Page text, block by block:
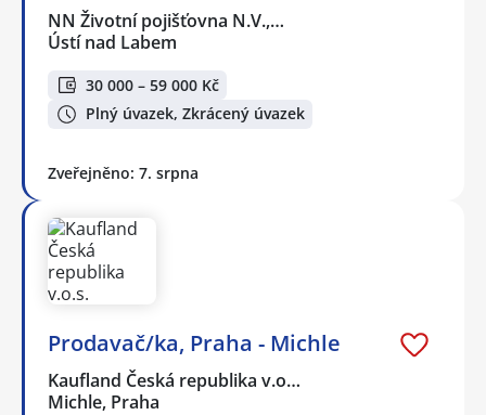
NN Životní pojišťovna N.V.,…
Ústí nad Labem
30 000 – 59 000 Kč
Plný úvazek, Zkrácený úvazek
Zveřejněno: 7. srpna
Prodavač/ka, Praha - Michle
Kaufland Česká republika v.o…
Michle, Praha